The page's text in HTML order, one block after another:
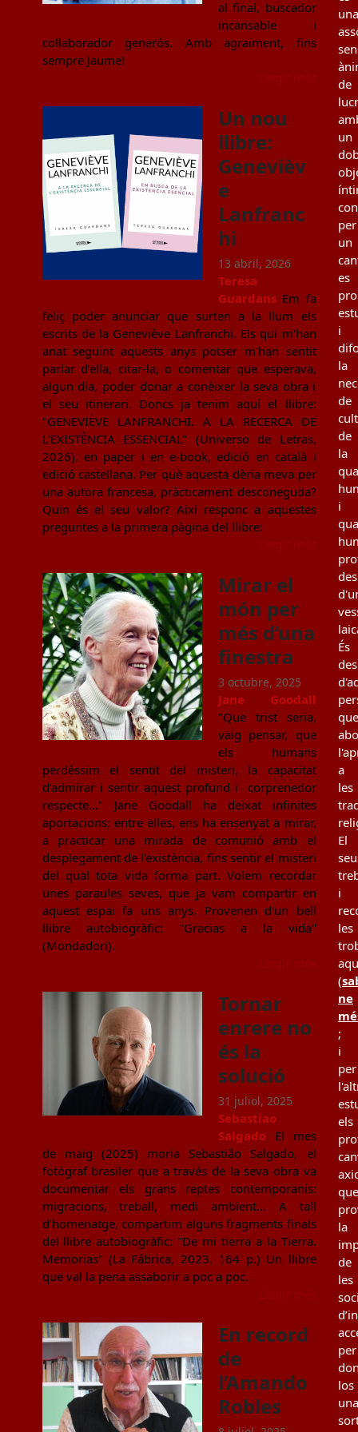
al final, buscador
incansable i
col·laborador generós. Amb agraïment, fins
sempre Jaume!
Un nou
llibre:
Genevièv
e
Lanfranc
hi
13 abril, 2026
Teresa
GuardansEm fa
feliç poder anunciar que surten a la llum els
escrits de la Geneviève Lanfranchi. Els qui m'han
anat seguint aquests anys potser m'han sentit
parlar d’ella, citar-la, o comentar que esperava,
algun dia, poder donar a conèixer la seva obra i
el seu itinerari. Doncs ja tenim aquí el llibre:
"GENEVIÈVE LANFRANCHI. A LA RECERCA DE
L'EXISTÈNCIA ESSENCIAL" (Universo de Letras,
2026), en paper i en e-book, edició en català i
edició castellana. Per què aquesta dèria meva per
una autora francesa, pràcticament desconeguda?
Quin és el seu valor? Així responc a aquestes
preguntes a la primera pàgina del llibre:
Mirar el
món per
més d’una
finestra
3 octubre, 2025
Jane Goodall
"Que trist seria,
vaig pensar, que
els humans
perdéssim el sentit del misteri, la capacitat
d’admirar i sentir aquest profund i corprenedor
respecte..." Jane Goodall ha deixat infinites
aportacions; entre elles, ens ha ensenyat a mirar,
a practicar una mirada de comunió amb el
desplegament de l'existència, fins sentir el misteri
del qual tota vida forma part. Volem recordar
unes paraules seves, que ja vam compartir en
aquest espai fa uns anys. Provenen d'un bell
llibre autobiogràfic: "Gracias a la vida"
(Mondadori).
Tornar
enrere no
és la
solució
31 juliol, 2025
Sebastiao
SalgadoEl mes
de maig (2025) moria Sebastiâo Salgado, el
fotògraf brasiler que a través de la seva obra va
documentar els grans reptes contemporanis:
migracions, treball, medi ambient... A tall
d’homenatge, compartim alguns fragments finals
del llibre autobiogràfic: "De mi tierra a la Tierra.
Memorias" (La Fábrica, 2023. 164 p.) Un llibre
que val la pena assaborir a poc a poc.
En record
de
l’Amando
Robles
una
de
un
per
un
es
i
la
de
de
la
i
des
És
des
que
a
les
El
i
les
(
ne
;
i
per
els
que
la
de
les
per
los
una